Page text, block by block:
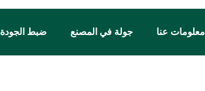
معلومات عنا جولة في المصنع ضبط الجودة